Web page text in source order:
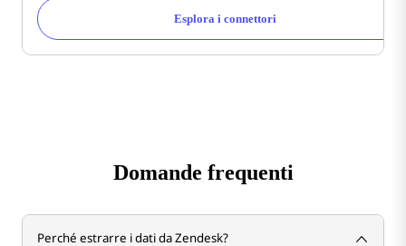
Esplora i connettori
Domande frequenti
Perché estrarre i dati da Zendesk?